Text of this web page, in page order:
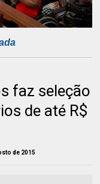
faz seleção
de até R$
de 2015